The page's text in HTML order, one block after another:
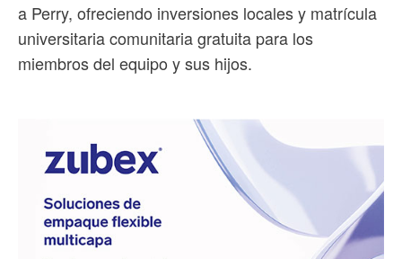
a Perry, ofreciendo inversiones locales y matrícula
universitaria comunitaria gratuita para los
miembros del equipo y sus hijos.